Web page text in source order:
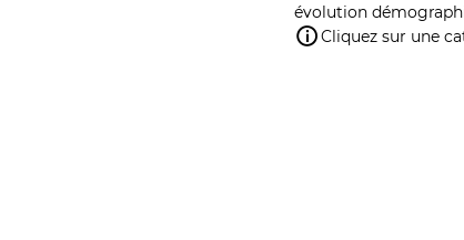
évolution
Cliquez sur une